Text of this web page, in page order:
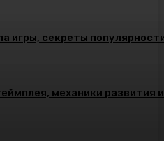
игры, секреты
механики развития и